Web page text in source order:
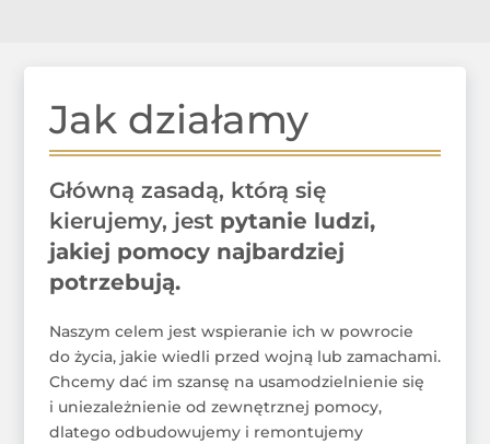
Jak działamy
Główną zasadą, którą się
kierujemy, jest pytanie ludzi,
jakiej pomocy najbardziej
potrzebują.
Naszym celem jest wspieranie ich w powrocie
do życia, jakie wiedli przed wojną lub zamachami.
Chcemy dać im szansę na usamodzielnienie się
i uniezależnienie od zewnętrznej pomocy,
dlatego odbudowujemy i remontujemy